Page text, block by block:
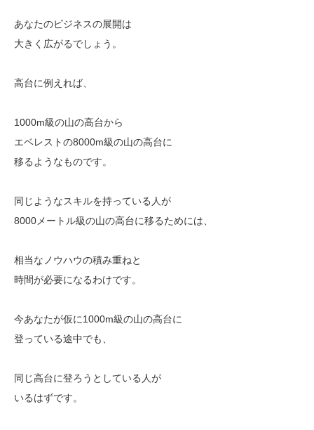
あなたのビジネスの展開は
大きく広がるでしょう。
高台に例えれば、
1000m級の山の高台から
エベレストの8000m級の山の高台に
移るようなものです。
同じようなスキルを持っている人が
8000メートル級の山の高台に移るためには、
相当なノウハウの積み重ねと
時間が必要になるわけです。
今あなたが仮に1000m級の山の高台に
登っている途中でも、
同じ高台に登ろうとしている人が
いるはずです。